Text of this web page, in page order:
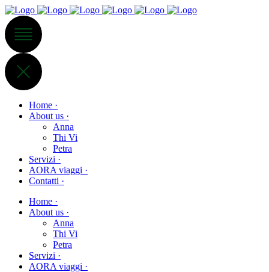
Home ·
About us ·
Anna
Thi Vi
Petra
Servizi ·
AORA viaggi ·
Contatti ·
Home ·
About us ·
Anna
Thi Vi
Petra
Servizi ·
AORA viaggi ·